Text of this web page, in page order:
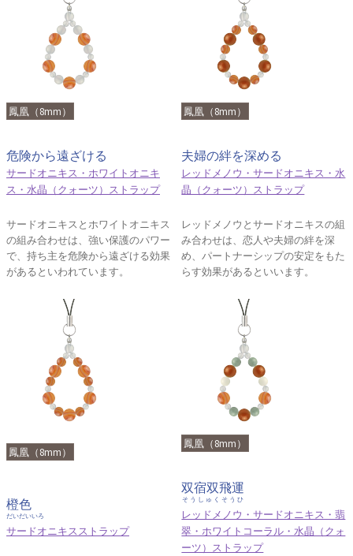
鳳凰（8mm）
危険から遠ざける
サードオニキス・ホワイトオニキ
ス・水晶（クォーツ）ストラップ
サードオニキスとホワイトオニキス
の組み合わせは、強い保護のパワー
で、持ち主を危険から遠ざける効果
があるといわれています。
鳳凰（8mm）
夫婦の絆を深める
レッドメノウ・サードオニキス・水
晶（クォーツ）ストラップ
レッドメノウとサードオニキスの組
み合わせは、恋人や夫婦の絆を深
め、パートナーシップの安定をもた
らす効果があるといいます。
鳳凰（8mm）
橙色
だいだいいろ
サードオニキスストラップ
鳳凰（8mm）
双宿双飛運
そうしゅくそうひ
レッドメノウ・サードオニキス・翡
翠・ホワイトコーラル・水晶（クォ
ーツ）ストラップ